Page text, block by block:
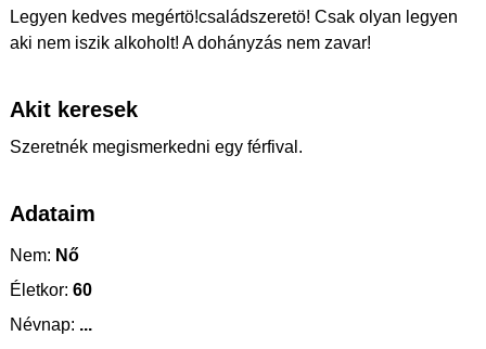
Legyen kedves megértö!családszeretö! Csak olyan legyen
aki nem iszik alkoholt! A dohányzás nem zavar!
Akit keresek
Szeretnék megismerkedni egy férfival.
Adataim
Nem: Nő
Életkor: 60
Névnap: ...